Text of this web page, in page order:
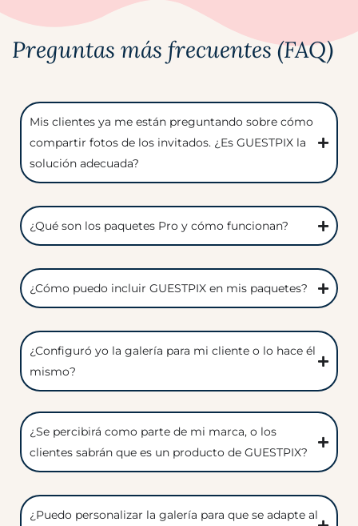
Preguntas más frecuentes (FAQ)
Mis clientes ya me están preguntando sobre cómo
compartir fotos de los invitados. ¿Es GUESTPIX la
solución adecuada?
¿Qué son los paquetes Pro y cómo funcionan?
¿Cómo puedo incluir GUESTPIX en mis paquetes?
¿Configuró yo la galería para mi cliente o lo hace él
mismo?
¿Se percibirá como parte de mi marca, o los
clientes sabrán que es un producto de GUESTPIX?
¿Puedo personalizar la galería para que se adapte al